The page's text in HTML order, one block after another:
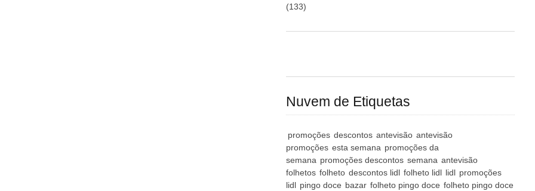
(133)
Nuvem de Etiquetas
promoções descontos antevisão antevisão
promoções esta semana promoções da
semana promoções descontos semana antevisão
folhetos folheto descontos lidl folheto lidl lidl promoções
lidl pingo doce bazar folheto pingo doce folheto pingo doce